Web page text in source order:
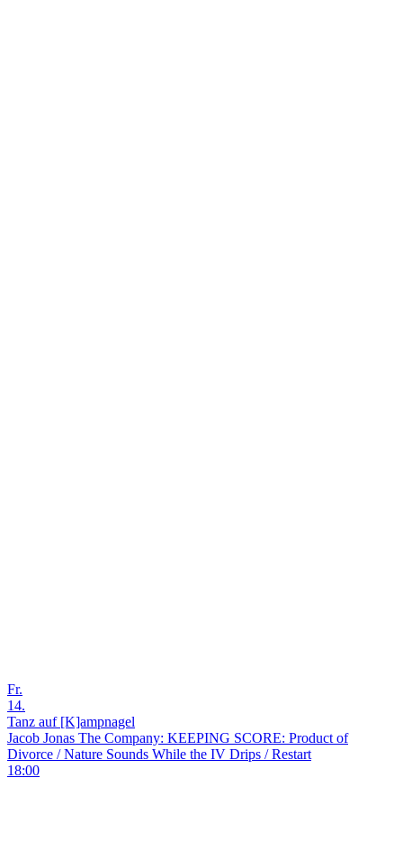
Fr.
14.
Tanz auf [K]ampnagel
Jacob Jonas The Company: KEEPING SCORE: Product of
Divorce / Nature Sounds While the IV Drips / Restart
18:00